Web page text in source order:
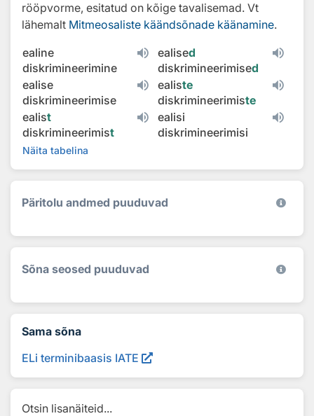
rööpvorme, esitatud on kõige tavalisemad. Vt
lähemalt Mitmeosaliste käändsõnade käänamine.
ealine
diskrimineerimine
ealised
diskrimineerimised
ealise
diskrimineerimise
ealiste
diskrimineerimiste
ealist
diskrimineerimist
ealisi
diskrimineerimisi
Näita tabelina
Päritolu andmed puuduvad
Sõna seosed puuduvad
Sama sõna
ELi terminibaasis IATE
Otsin lisanäiteid...